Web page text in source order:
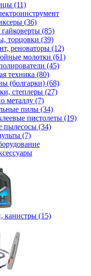
(11)
(36)
(85)
торцовки (39)
реноваторы (12)
молотки (61)
(45)
техника (80)
(болгарки) (68)
степлеры (27)
металлу (7)
пилы (34)
пистолеты (19)
пылесосы (34)
(7)
канистры (15)